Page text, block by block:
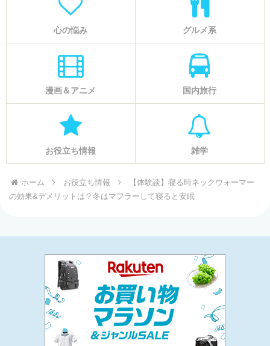
心の悩み グルメ系
漫画＆アニメ 国内旅行
お役立ち情報 雑学
ホーム お役立ち情報
【体験談】寝る時ネックウォーマー
の効果&デメリットは？冬はマフラーして寝ると安眠